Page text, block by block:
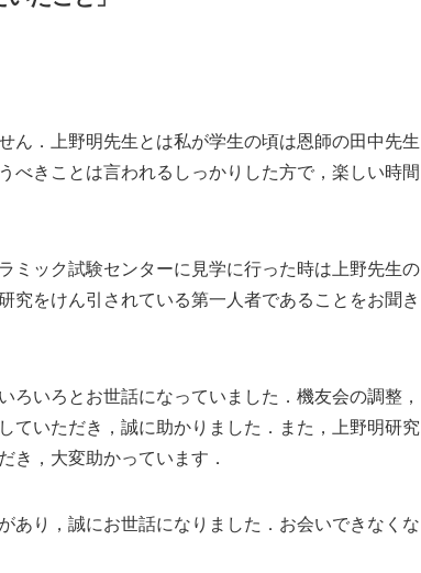
ん．上野明先生とは私が学生の頃は恩師の田中先生
べきことは言われるしっかりした方で，楽しい時間
ミック試験センターに見学に行った時は上野先生の
究をけん引されている第一人者であることをお聞き
いろとお世話になっていました．機友会の調整，
ていただき，誠に助かりました．また，上野明研究
き，大変助かっています．
あり，誠にお世話になりました．お会いできなくな